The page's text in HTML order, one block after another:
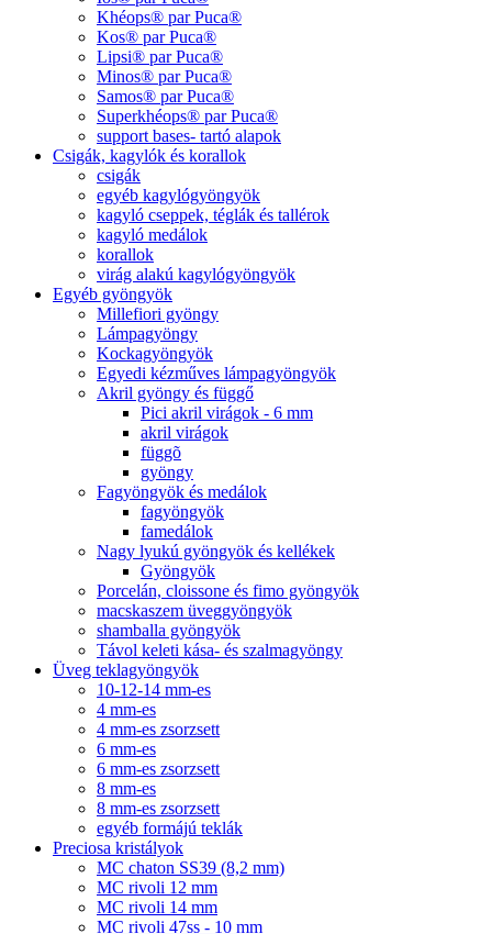
Khéops® par Puca®
Kos® par Puca®
Lipsi® par Puca®
Minos® par Puca®
Samos® par Puca®
Superkhéops® par Puca®
support bases- tartó alapok
Csigák, kagylók és korallok
csigák
egyéb kagylógyöngyök
kagyló cseppek, téglák és tallérok
kagyló medálok
korallok
virág alakú kagylógyöngyök
Egyéb gyöngyök
Millefiori gyöngy
Lámpagyöngy
Kockagyöngyök
Egyedi kézműves lámpagyöngyök
Akril gyöngy és függő
Pici akril virágok - 6 mm
akril virágok
függõ
gyöngy
Fagyöngyök és medálok
fagyöngyök
famedálok
Nagy lyukú gyöngyök és kellékek
Gyöngyök
Porcelán, cloissone és fimo gyöngyök
macskaszem üveggyöngyök
shamballa gyöngyök
Távol keleti kása- és szalmagyöngy
Üveg teklagyöngyök
10-12-14 mm-es
4 mm-es
4 mm-es zsorzsett
6 mm-es
6 mm-es zsorzsett
8 mm-es
8 mm-es zsorzsett
egyéb formájú teklák
Preciosa kristályok
MC chaton SS39 (8,2 mm)
MC rivoli 12 mm
MC rivoli 14 mm
MC rivoli 47ss - 10 mm